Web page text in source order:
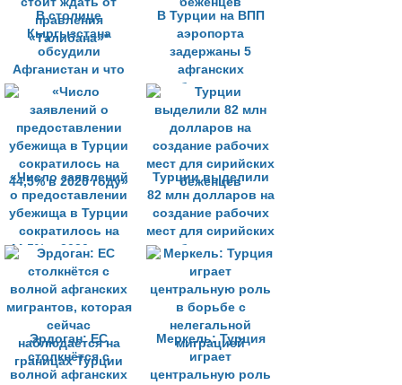
В столице
Кыргызстана
обсудили
Афганистан и что
стоит ждать от
правления
«Талибана»*
В Турции на ВПП
аэропорта
задержаны 5
афганских
беженцев
«Число заявлений
о предоставлении
убежища в Турции
сократилось на
44,5% в 2020 году»
Турции выделили
82 млн долларов на
создание рабочих
мест для сирийских
беженцев
Эрдоган: ЕС
столкнётся с
волной афганских
Меркель: Турция
играет
центральную роль